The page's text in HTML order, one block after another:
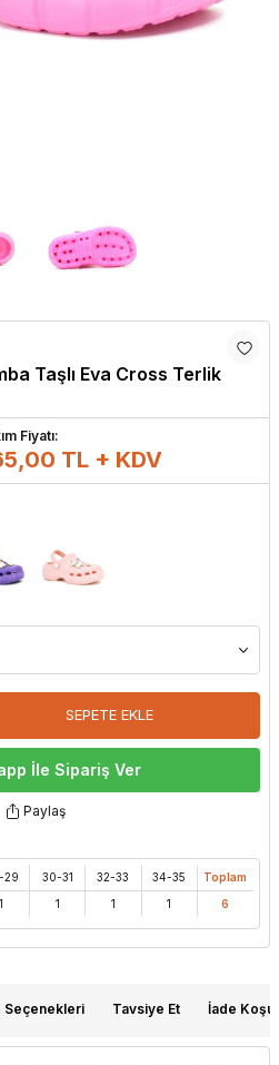
Taşlı Eva Cross Terlik
Fiyatı:
TL + KDV
SEPETE EKLE
İle Sipariş Ver
Paylaş
29
1
30-31
1
32-33
1
34-35
1
Toplam
6
Seçenekleri Tavsiye Et İade